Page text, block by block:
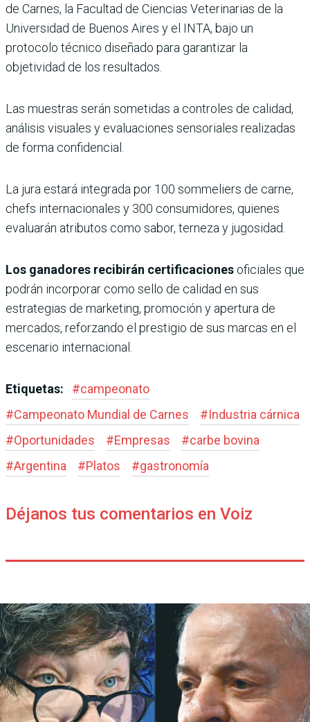
de Carnes, la Facultad de Ciencias Veterinarias de la
Universidad de Buenos Aires y el INTA, bajo un
protocolo técnico diseñado para garantizar la
objetividad de los resultados.
Las muestras serán sometidas a controles de calidad,
análisis visuales y evaluaciones sensoriales realizadas
de forma confidencial.
La jura estará integrada por 100 sommeliers de carne,
chefs internacionales y 300 consumidores, quienes
evaluarán atributos como sabor, terneza y jugosidad.
Los ganadores recibirán certificaciones oficiales que
podrán incorporar como sello de calidad en sus
estrategias de marketing, promoción y apertura de
mercados, reforzando el prestigio de sus marcas en el
escenario internacional.
Etiquetas: #campeonato
#Campeonato Mundial de Carnes #Industria cárnica
#Oportunidades #Empresas #carbe bovina
#Argentina #Platos #gastronomía
Déjanos tus comentarios en Voiz